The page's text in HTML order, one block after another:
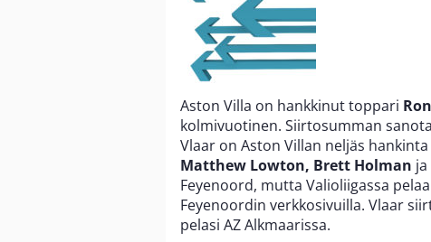
Aston Villa on hankkinut toppari
kolmivuotinen. Siirtosumman
Vlaar on Aston Villan neljäs
Matthew Lowton, Brett Holman ja
Feyenoord, mutta Valioliigassa
Feyenoordin verkkosivuilla. Vlaar
pelasi AZ Alkmaarissa.